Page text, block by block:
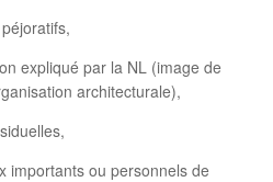
expliqué par la NL (image de
architecturale),
importants ou personnels de